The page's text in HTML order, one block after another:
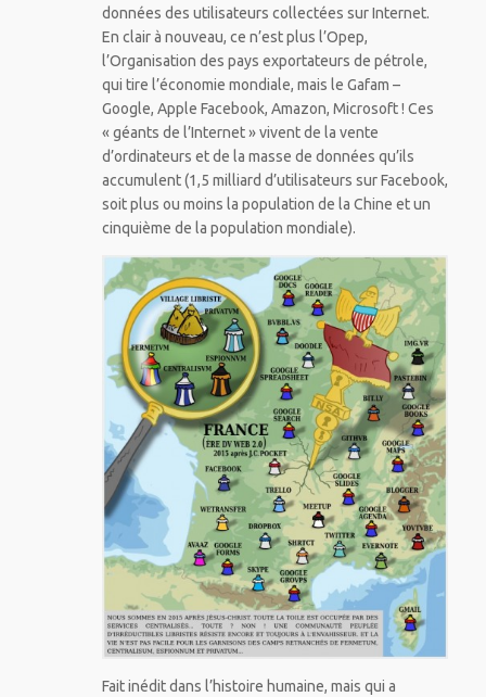
données des utilisateurs collectées sur Internet.
En clair à nouveau, ce n’est plus l’Opep,
l’Organisation des pays exportateurs de pétrole,
qui tire l’économie mondiale, mais le Gafam –
Google, Apple Facebook, Amazon, Microsoft ! Ces
« géants de l’Internet » vivent de la vente
d’ordinateurs et de la masse de données qu’ils
accumulent (1,5 milliard d’utilisateurs sur Facebook,
soit plus ou moins la population de la Chine et un
cinquième de la population mondiale).
Fait inédit dans l’histoire humaine, mais qui a